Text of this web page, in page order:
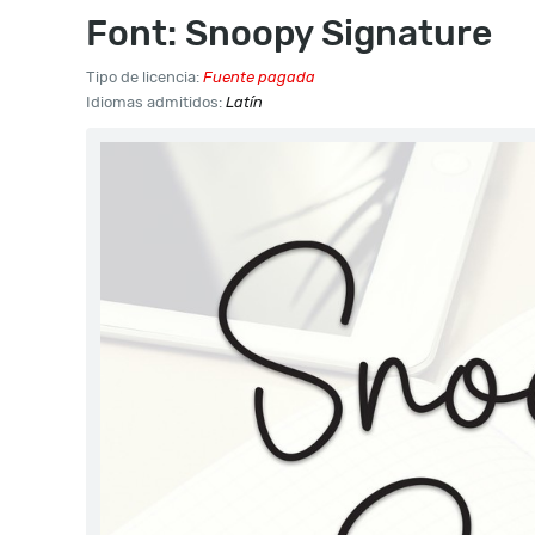
Font: Snoopy Signature
Tipo de licencia: Fuente pagada
Idiomas admitidos: Latín